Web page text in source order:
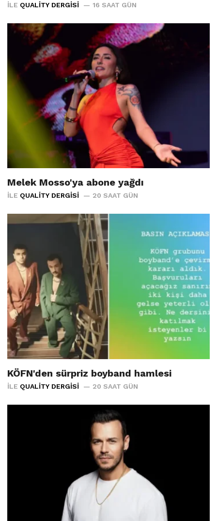
İLE QUALITY DERGISI 16 SAAT GÜN
Melek Mosso'ya abone yağdı
İLE QUALITY DERGISI 20 SAAT GÜN
KÖFN'den sürpriz boyband hamlesi
İLE QUALITY DERGISI 20 SAAT GÜN